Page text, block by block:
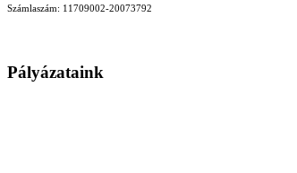
Számlaszám: 11709002-20073792
Pályázataink